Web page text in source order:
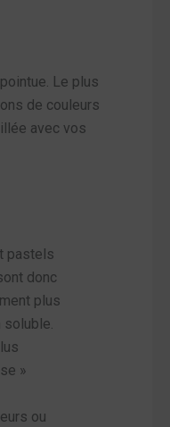
Le plus
de couleurs
avec vos
pastels
donc
plus
soluble.
»
ou